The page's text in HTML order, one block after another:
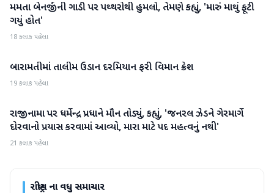
રાષ્ટ્રીય
મમતા બેનર્જીની ગાડી પર પથ્થરોથી હુમલો, તેમણે કહ્યું, 'મારું માથું ફૂટી
ગયું હોત'
18 કલાક પહેલા
રાષ્ટ્રીય
બારામતીમાં તાલીમ ઉડાન દરમિયાન ફરી વિમાન ક્રેશ
19 કલાક પહેલા
રાષ્ટ્રીય
રાજીનામા પર ધર્મેન્દ્ર પ્રધાને મૌન તોડ્યું, કહ્યું, 'જનરલ ઝેડને ગેરમાર્ગે
દોરવાનો પ્રયાસ કરવામાં આવ્યો, મારા માટે પદ મહત્વનું નથી'
21 કલાક પહેલા
રાષ્ટ્રીયના વધુ સમાચાર